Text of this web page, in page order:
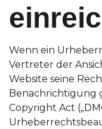
Wenn ein
Vertreter der
Website seine
Benachrichtigung
Copyright Act